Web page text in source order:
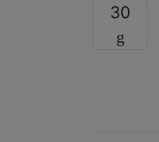
30